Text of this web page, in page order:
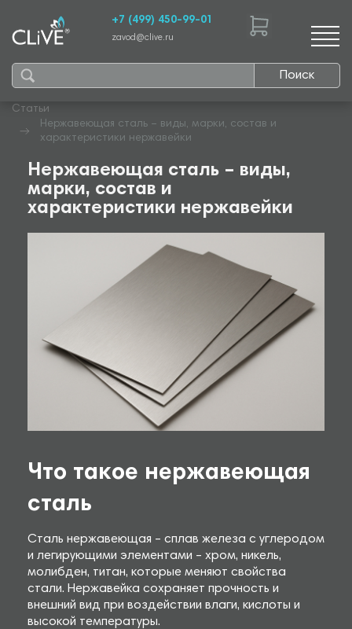
Поиск
+7 (499) 450-99-01
zavod@clive.ru
Статьи
Нержавеющая сталь – виды, марки, состав и
характеристики нержавейки
Нержавеющая сталь – виды,
марки, состав и
характеристики нержавейки
Что такое нержавеющая
сталь
Сталь нержавеющая – сплав железа с углеродом
и легирующими элементами – хром, никель,
молибден, титан, которые меняют свойства
стали. Нержавейка сохраняет прочность и
внешний вид при воздействии влаги, кислоты и
высокой температуры.